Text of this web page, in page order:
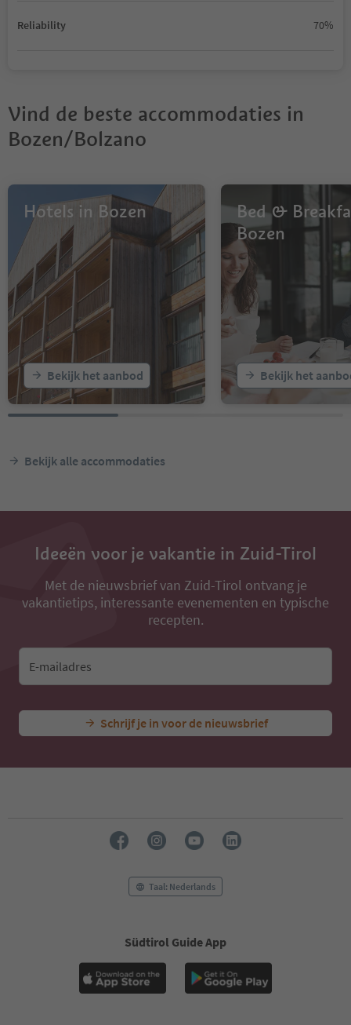
Reliability 70%
Vind de beste accommodaties in
Bozen/Bolzano
Hotels in Bozen
Bekijk het aanbod
Bed &
Bozen
Bekijk het
Bekijk alle accommodaties
Ideeën voor je vakantie in Zuid-Tirol
Met de nieuwsbrief van Zuid-Tirol ontvang je
vakantietips, interessante evenementen en typische
recepten.
E-mailadres
Schrijf je in voor de nieuwsbrief
Taal: Nederlands
Südtirol Guide App